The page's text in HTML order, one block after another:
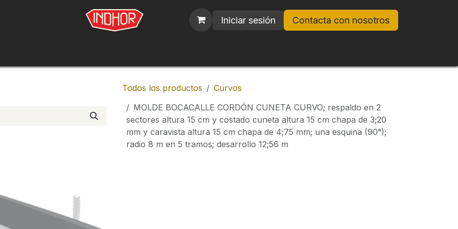
Iniciar sesión Contacta con nosotros
Todos los productos
Curvos
MOLDE BOCACALLE CORDÓN CUNETA CURVO; respaldo en 2
sectores altura 15 cm y costado cuneta altura 15 cm chapa de 3;20
mm y caravista altura 15 cm chapa de 4;75 mm; una esquina (90°);
radio 8 m en 5 tramos; desarrollo 12;56 m